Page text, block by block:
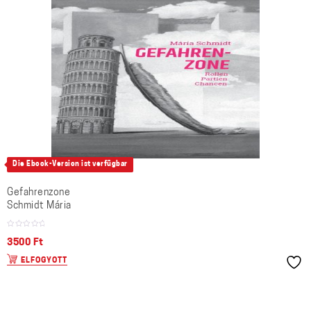
Die Ebook-Version ist verfügbar
Gefahrenzone
Schmidt Mária
3500 Ft
ELFOGYOTT